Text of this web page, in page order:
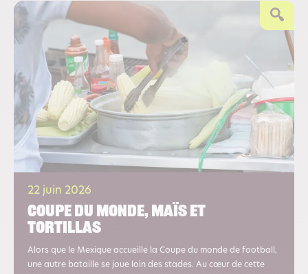
22 juin 2026
Coupe du monde, maïs et
tortillas
Alors que le Mexique accueille la Coupe du monde de football,
une autre bataille se joue loin des stades. Au cœur de cette